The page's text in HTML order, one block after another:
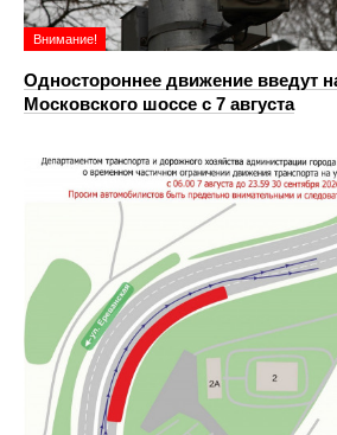
Внимание!
Одностороннее движение введут
Московского шоссе с 7 августа